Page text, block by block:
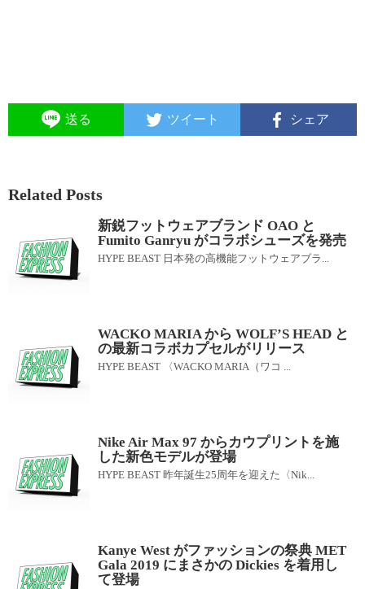
送る ツイート シェア
Related Posts
新鋭フットウェアブランド OAO と
Fumito Ganryu がコラボシューズを発売
HYPE BEAST 日本発の高機能フットウェアブラ...
WACKO MARIA から WOLF’S HEAD と
の最新コラボカプセルがリリース
HYPE BEAST 〈WACKO MARIA（ワコ ...
Nike Air Max 97 からカウプリントを施
した新色モデルが登場
HYPE BEAST 昨年誕生25周年を迎えた〈Nik...
Kanye West がファッションの祭典 MET
Gala 2019 にまさかの Dickies を着用し
て登場